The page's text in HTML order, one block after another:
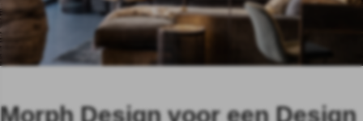
Morph Design voor een Design